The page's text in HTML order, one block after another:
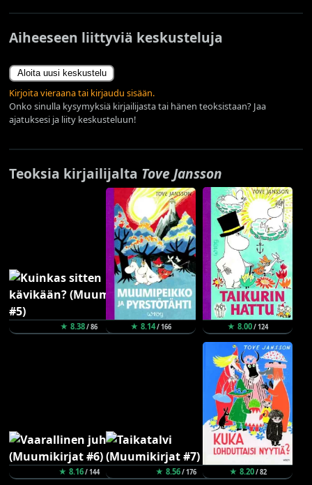
Aiheeseen liittyviä keskusteluja
Aloita uusi keskustelu
Kirjoita vieraana tai kirjaudu sisään.
Onko sinulla kysymyksiä kirjailijasta tai hänen teoksistaan? Jaa
ajatuksesi ja liity keskusteluun!
Teoksia kirjailijalta Tove Jansson
★ 8.38/ 86 ★ 8.14/ 166 ★ 8.00/ 124
★ 8.16/ 144 ★ 8.56/ 176 ★ 8.20/ 82